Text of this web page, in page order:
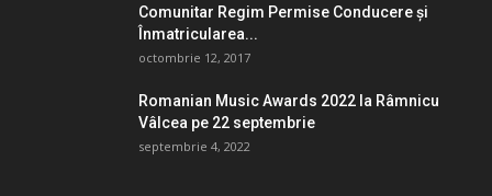
Comunitar Regim Permise Conducere şi
Înmatricularea...
octombrie 12, 2017
Romanian Music Awards 2022 la Râmnicu
Vâlcea pe 22 septembrie
septembrie 4, 2022